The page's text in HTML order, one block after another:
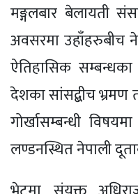
मङ्गलबार बेलायती
अवसरमा उहाँहरुबीच
ऐतिहासिक
देशका सांसद्बीच
गोर्खासम्बन्धी
लण्डनस्थित नेपाली